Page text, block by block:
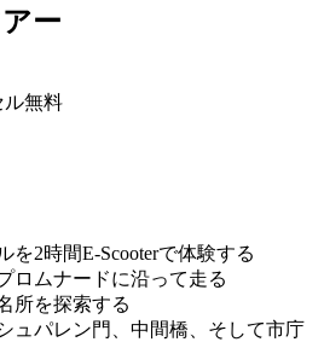
ー
ル無料
を2時間E-Scooterで体験する
ロムナードに沿って走る
所を探索する
ュパレン門、中間橋、そして市庁